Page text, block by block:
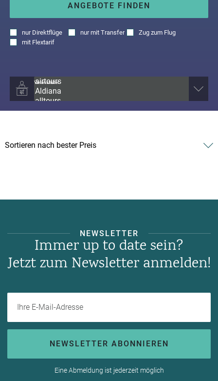
ANGEBOTE FINDEN
nur Direktflüge nurmit Transfer
Zug zum Flug
mit Flextarif
Veranstalter
NEWSLETTER
Immer up to date sein?
Jetzt zum Newsletter anmelden!
NEWSLETTER ABONNIEREN
Eine Abmeldung ist jederzeit möglich